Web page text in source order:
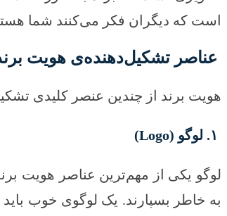
است که دیگران فکر می‌کنند شما
عناصر تشکیل‌دهنده‌ی هویت
هویت برند از چندین عنصر کلیدی
لوگو یکی از مهم‌ترین عناصر هویت
به خاطر بسپارند. یک لوگوی خوب